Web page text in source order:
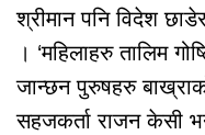
श्रीमान पनि विदेश
। ‘महिलाहरु तालिम
जान्छन पुरुषहरु
सहजकर्ता राजन केसी